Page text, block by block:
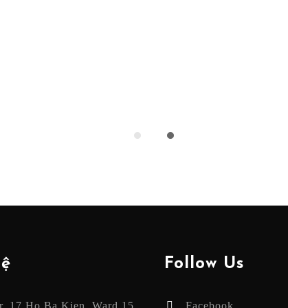
17 Ho Ba Kien, Ward 15,
Follow Us
Facebook